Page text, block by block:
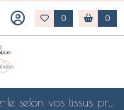
0 0
Choisissez un modèle et personnalisez-le selon vos tissus préférés de mes collections en ligne, je le confectionnerai selon vos souhaits